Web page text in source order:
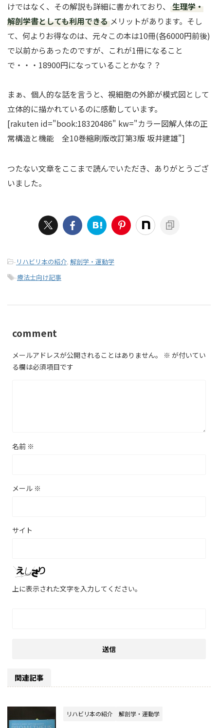
けではなく、その解説も詳細に書かれており、 生理学・
解剖学書としても利用できる メリットがあります。そし
て、何よりお得なのは、元々この本は10冊(各6000円前後)
で以前からあったのですが、これが1冊になること
で・・・18900円になっていることかな？？
まぁ、個人的な話を言うと、視細胞の外節が模式図として
立体的に描かれているのに感動しています。
[rakuten id="book:18320486" kw="カラー図解人体の正
常構造と機能 全10巻縮刷版改訂第3版 坂井建雄"]
つたない文章をここまで読んでいただき、ありがとうござ
いました。
- リハビリ本の紹介, 解剖学・運動学
-療法士向け記事
comment
メールアドレスが公開されることはありません。 ※ が付いてい
る欄は必須項目です
名前 ※
メール ※
サイト
上に表示された文字を入力してください。
関連記事
リハビリ本の紹介 解剖学・運動学